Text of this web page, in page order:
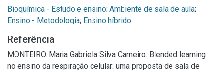
Bioquímica - Estudo e ensino; Ambiente de sala de aula;
Ensino - Metodologia; Ensino híbrido
Referência
MONTEIRO, Maria Gabriela Silva Carneiro. Blended learning
no ensino da respiração celular: uma proposta de sala de